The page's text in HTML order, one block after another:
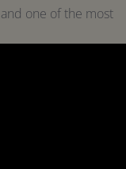
one of the most